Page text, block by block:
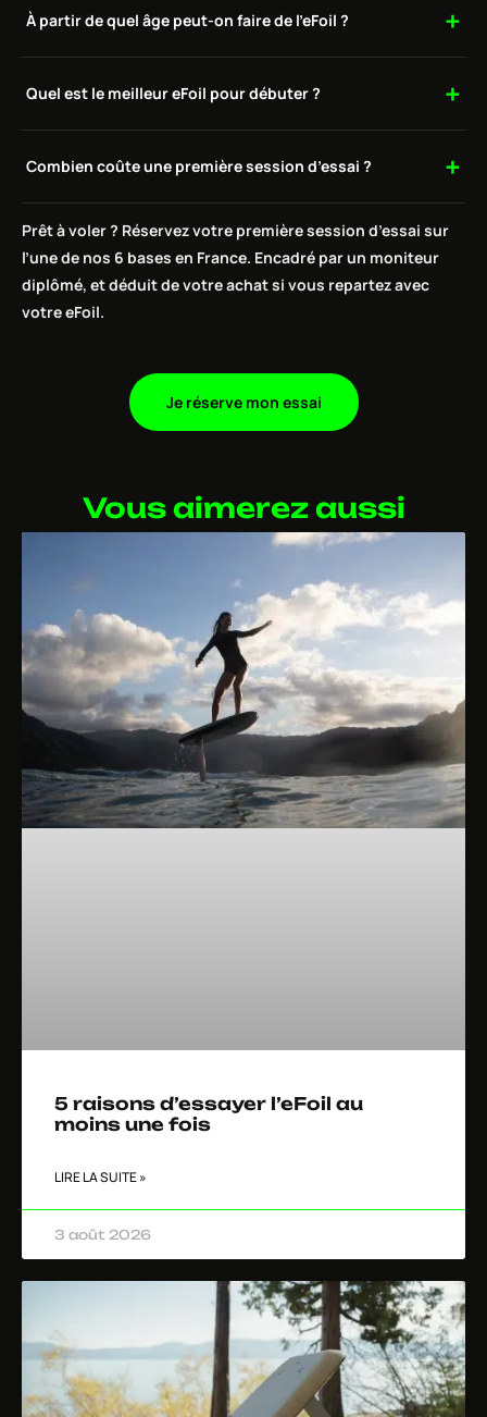
À partir de quel âge peut-on faire de l’eFoil ?
Quel est le meilleur eFoil pour débuter ?
Combien coûte une première session d’essai ?
Prêt à voler ? Réservez votre première session d’essai sur
l’une de nos 6 bases en France. Encadré par un moniteur
diplômé, et déduit de votre achat si vous repartez avec
votre eFoil.
Je réserve mon essai
Vous aimerez aussi
5 raisons d’essayer l’eFoil au
moins une fois
LIRE LA SUITE »
3 août 2026